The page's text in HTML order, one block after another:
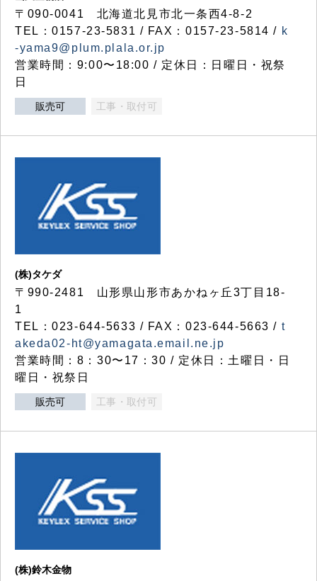
〒090-0041 北海道北見市北一条西4-8-2
TEL：0157-23-5831 / FAX：0157-23-5814 / k
-yama9@plum.plala.or.jp
営業時間：9:00〜18:00 / 定休日：日曜日・祝祭
日
販売可 工事・取付可
(株)タケダ
〒990-2481 山形県山形市あかねヶ丘3丁目18-
1
TEL：023-644-5633 / FAX：023-644-5663 / t
akeda02-ht@yamagata.email.ne.jp
営業時間：8：30〜17：30 / 定休日：土曜日・日
曜日・祝祭日
販売可 工事・取付可
(株)鈴木金物